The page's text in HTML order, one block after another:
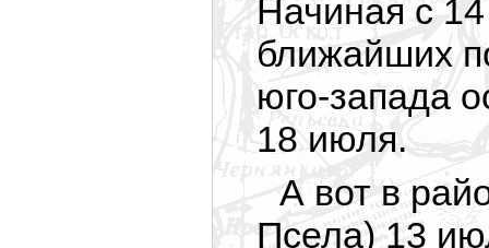
Начиная с
ближайших
юго-запада
18 июля.
А вот в
Псела) 13